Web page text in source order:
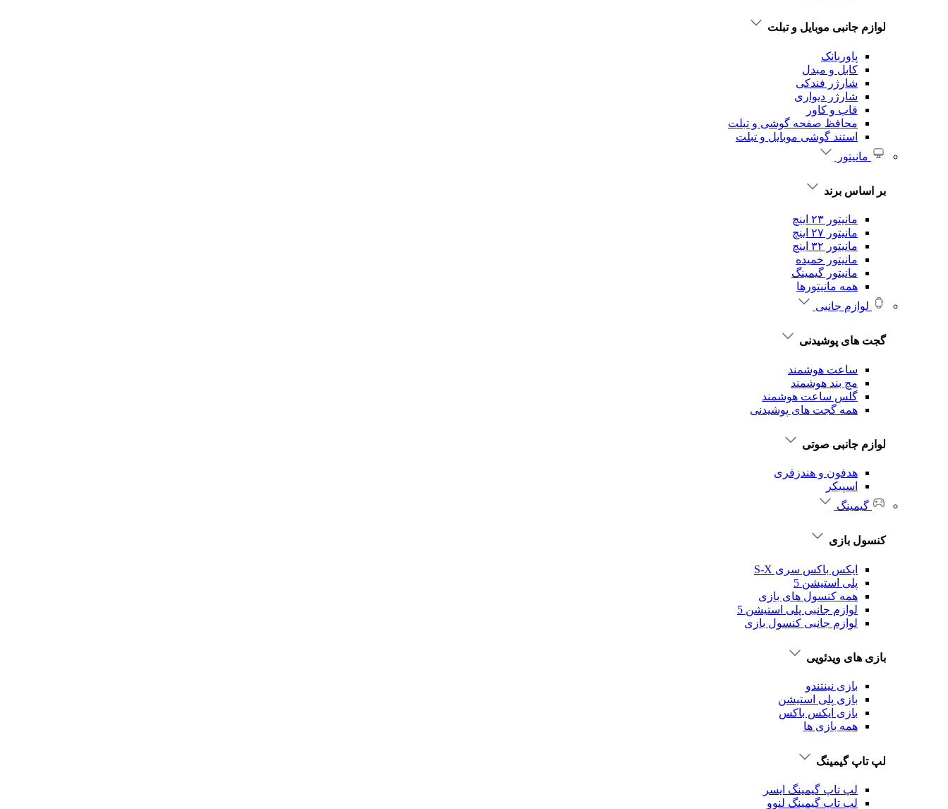
لوازم جانبی موبایل و تبلت
پاوربانک
کابل و مبدل
شارژر فندکی
شارژر دیواری
قاب و کاور
محافظ صفحه گوشی و تبلت
استند گوشی موبایل و تبلت
مانیتور
بر اساس برند
مانیتور ۲۳ اینچ
مانیتور ۲۷ اینچ
مانیتور ۳۲ اینچ
مانیتور خمیده
مانیتور گیمینگ
همه مانیتورها
لوازم جانبی
گجت های پوشیدنی
ساعت هوشمند
مچ بند هوشمند
گلس ساعت هوشمند
همه گجت های پوشیدنی
لوازم جانبی صوتی
هدفون و هندزفری
اسپیکر
گیمینگ
کنسول بازی
ایکس باکس سری S-X
پلی استیشن 5
همه کنسول های بازی
لوازم جانبی پلی استیشن 5
لوازم جانبی کنسول بازی
بازی های ویدئویی
بازی نینتندو
بازی پلی استیشن
بازی ایکس باکس
همه بازی ها
لپ تاپ گیمینگ
لپ تاپ گیمینگ ایسر
لپ تاپ گیمینگ لنوو